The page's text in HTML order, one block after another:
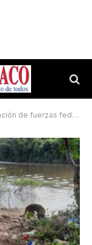
en la búsqueda del joven